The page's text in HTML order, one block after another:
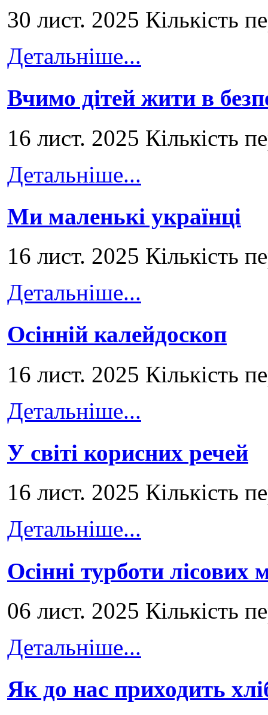
30 лист. 2025 Кількість
Детальніше...
Вчимо дітей жити в
16 лист. 2025 Кількість
Детальніше...
Ми маленькі українці
16 лист. 2025 Кількість
Детальніше...
Осінній калейдоскоп
16 лист. 2025 Кількість
Детальніше...
У світі корисних речей
16 лист. 2025 Кількість
Детальніше...
Осінні турботи лісових
06 лист. 2025 Кількість
Детальніше...
Як до нас приходить